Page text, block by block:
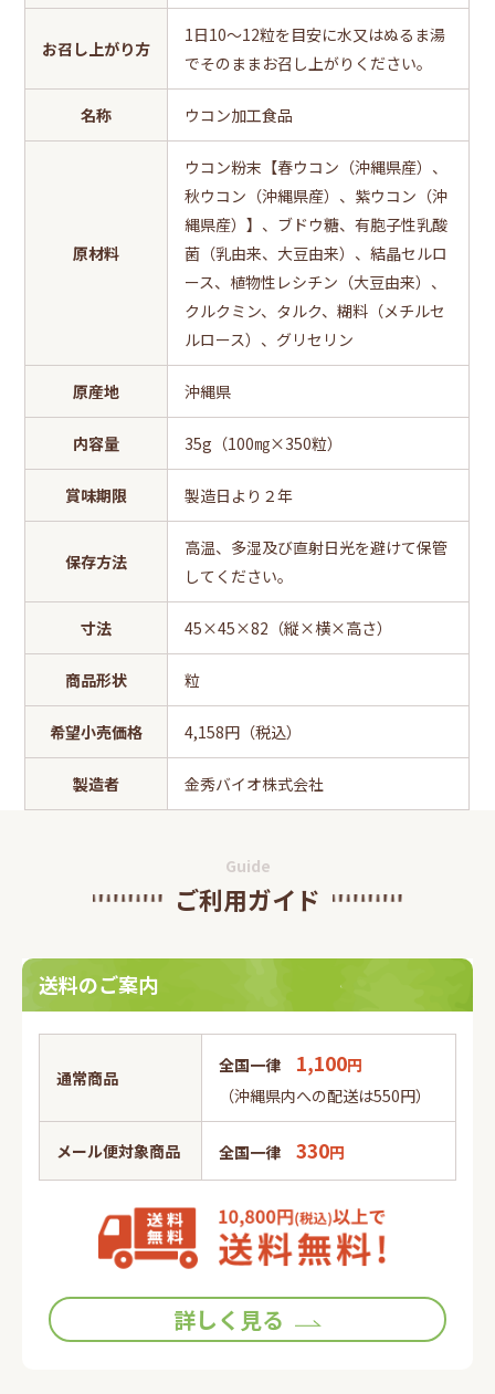
お召し上がり方
1日10～12粒を目安に水又はぬるま湯
でそのままお召し上がりください。
名称 ウコン加工食品
原材料
ウコン粉末【春ウコン（沖縄県産）、
秋ウコン（沖縄県産）、紫ウコン（沖
縄県産）】、ブドウ糖、有胞子性乳酸
菌（乳由来、大豆由来）、結晶セルロ
ース、植物性レシチン（大豆由来）、
クルクミン、タルク、糊料（メチルセ
ルロース）、グリセリン
原産地 沖縄県
内容量 35g（100㎎×350粒）
賞味期限 製造日より２年
保存方法
高温、多湿及び直射日光を避けて保管
してください。
寸法 45×45×82（縦×横×高さ）
商品形状 粒
希望小売価格 4,158円（税込）
製造者 金秀バイオ株式会社
Guide
ご利用ガイド
送料のご案内
通常商品
全国一律 1,100円
（沖縄県内への配送は550円）
メール便対象商品 全国一律 330円
詳しく見る